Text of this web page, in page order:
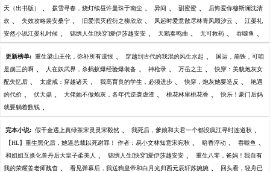
天（出书版） 、 拨雪寻春，烧灯续昼许曼珠于南尘 、 异间 、 甜蜜蜜 、 后悔爱你穆斯澜沈清
欢 、 失效攻略裴安桑宁 、 旧爱泯灭程衍之柳欣欣 、 风起时爱意散尽林青风顾汐云 、 江晏礼
安然小说江晏礼时候 、 锦绣人生[快穿]爱伊莎越安安 、 天鹅奏鸣曲 、 无可救药 、 吞噬鱼 、
更新榜单: 重生梁山王伦，弥补所有遗恨 、 穿越到古代的我混的风生水起 、 国运，崩铁，可咱
是崩三的啊 、 人在妖武界，杀蚂蚁爆经验爆装备 、 神枪录 、 万岳之主 、 快穿：美貌炮灰女
配失忆后 、 太虚戒：穿越诸天 、 我高育良的学生，必须进步 、 快穿，炮灰她要造反 、 艳遇
的代价 、 伏天鼎 、 大佬她不做炮灰，各年代逆袭虐渣 、 桃花林里桃花香 、 快乐！豪门后妈
就要躺着数钱 、
完本小说: 假千金遇上真绿茶宋灵灵宋毅然 、 我死后，爹娘和夫君一个都没疯江寻时连道秋 、
【HL】重生黑化后，她逼总裁以死谢罪！ 作者：易小文林知意宋宛秋 、 暗香浮动 、 吞噬鱼 、
和姐姐互换化兽丹后大皇子柔美人 、 锦绣人生[快穿]爱伊莎越安安 、 重生八零，爸妈！我自有
我的荣耀姜老师魏杳 、 看见弹幕后，我送狗皇帝和白月光归西元辰轩苏婉婉 、 回头看，轻舟已